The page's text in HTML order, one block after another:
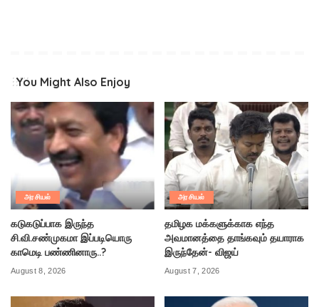
You Might Also Enjoy
அரசியல்
கடுகடுப்பாக இருந்த
சி.வி.சண்முகமா இப்படியொரு
காமெடி பண்ணினாரு..?
August 8, 2026
அரசியல்
தமிழக மக்களுக்காக எந்த
அவமானத்தை தாங்கவும் தயாராக
இருந்தேன்- விஜய்
August 7, 2026